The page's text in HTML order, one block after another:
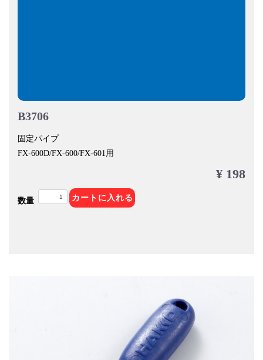
B3706
固定パイプ
FX-600D/FX-600/FX-601用
¥ 198
数量 カートに入れる